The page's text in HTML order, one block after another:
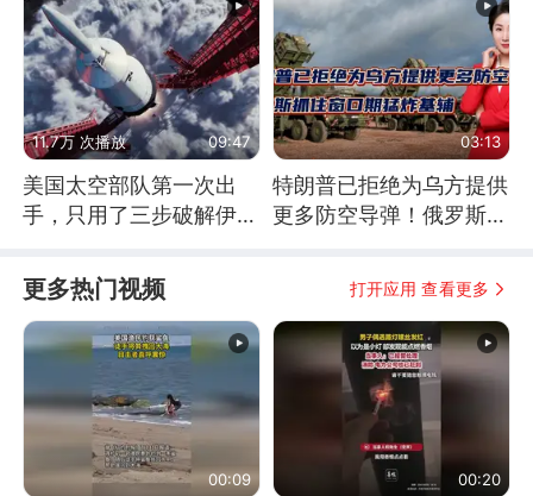
11.7万 次播放 09:47
美国太空部队第一次出
手，只用了三步破解伊朗
03:13
特朗普已拒绝为乌方提供
更多防空导弹！俄罗斯抓
更多热门视频 打开应用 查看更多
00:09 00:20